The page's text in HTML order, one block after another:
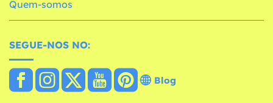
Quem-somos
SEGUE-NOS NO:
Blog